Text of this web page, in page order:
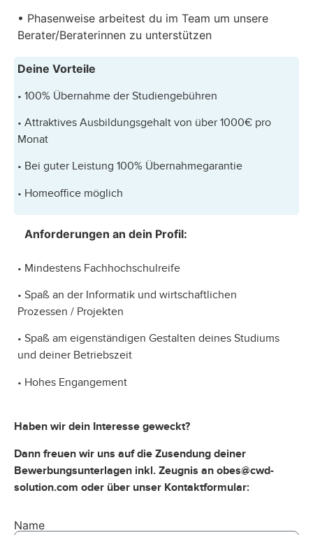
• Phasenweise arbeitest du im Team um unsere
Berater/Beraterinnen zu unterstützen
Deine Vorteile
• 100% Übernahme der Studiengebühren
• Attraktives Ausbildungsgehalt von über 1000€ pro
Monat
• Bei guter Leistung 100% Übernahmegarantie
• Homeoffice möglich
Anforderungen an dein Profil:
• Mindestens Fachhochschulreife
• Spaß an der Informatik und wirtschaftlichen
Prozessen / Projekten
• Spaß am eigenständigen Gestalten deines Studiums
und deiner Betriebszeit
• Hohes Engangement
Haben wir dein Interesse geweckt?
Dann freuen wir uns auf die Zusendung deiner
Bewerbungsunterlagen inkl. Zeugnis an obes@cwd-
solution.com oder über unser Kontaktformular:
Name